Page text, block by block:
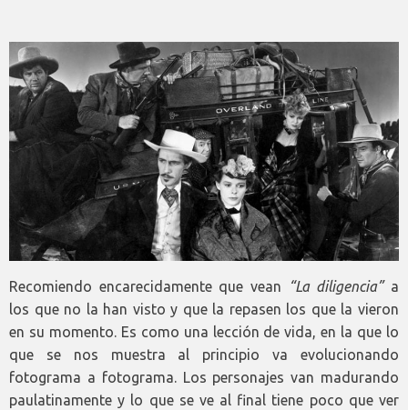
Recomiendo encarecidamente que vean “La diligencia”a
los que no la han visto y que la repasen los que la vieron
en su momento. Es como una lección de vida, en la que lo
que se nos muestra al principio va evolucionando
fotograma a fotograma. Los personajes van madurando
paulatinamente y lo que se ve al final tiene poco que ver